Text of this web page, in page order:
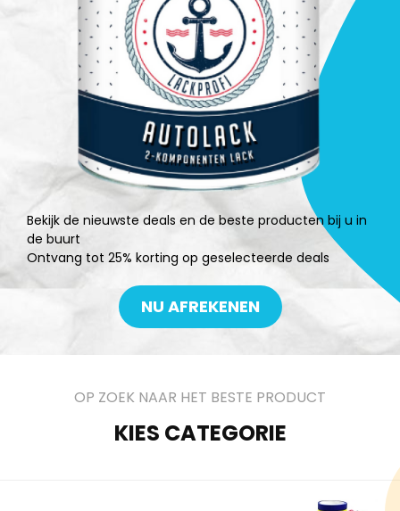
Bekijk de nieuwste deals en de beste producten bij u in
de buurt
Ontvang tot 25% korting op geselecteerde deals
NU AFREKENEN
OP ZOEK NAAR HET BESTE PRODUCT
KIES CATEGORIE